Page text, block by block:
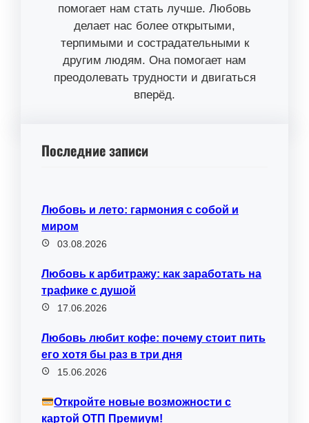
помогает нам стать лучше. Любовь
делает нас более открытыми,
терпимыми и сострадательными к
другим людям. Она помогает нам
преодолевать трудности и двигаться
вперёд.
Последние записи
Любовь и лето: гармония с собой и
миром
03.08.2026
Любовь к арбитражу: как заработать на
трафике с душой
17.06.2026
Любовь любит кофе: почему стоит пить
его хотя бы раз в три дня
15.06.2026
Откройте новые возможности с
картой ОТП Премиум!